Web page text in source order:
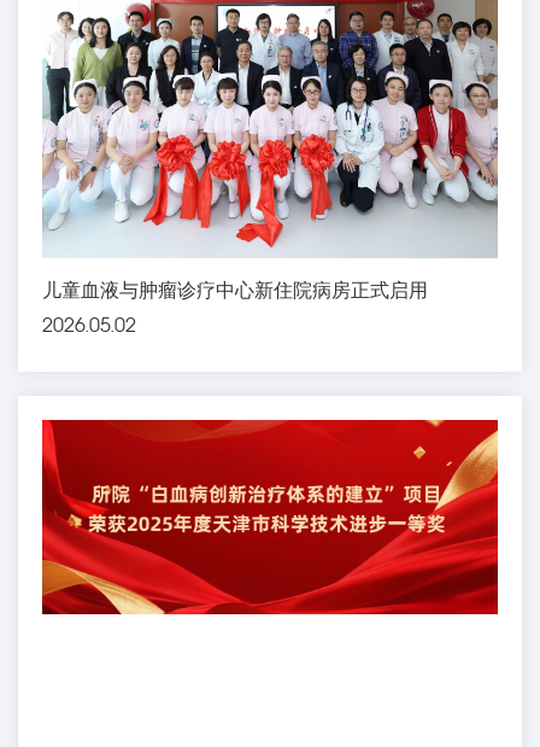
儿童血液与肿瘤诊疗中心新住院病房正式启用
2026.05.02